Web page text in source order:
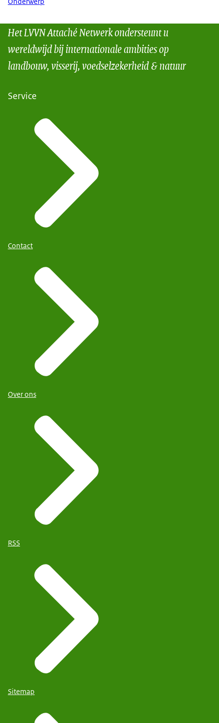
Het LVVN Attaché Netwerk ondersteunt u
wereldwijd bij internationale ambities op
landbouw, visserij, voedselzekerheid & natuur
Service
Contact
Over ons
RSS
Sitemap